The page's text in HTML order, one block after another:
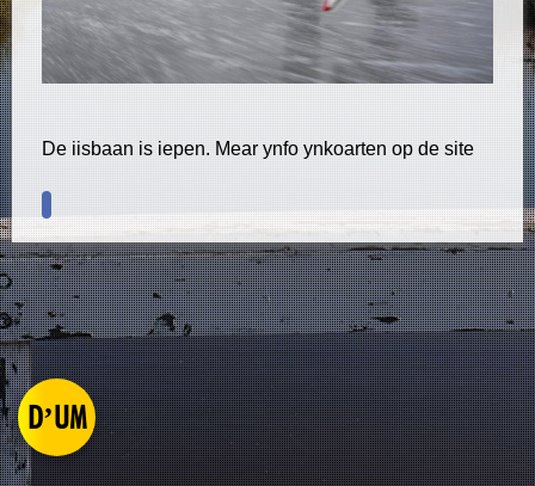
D’UM
De iisbaan is iepen. Mear ynfo ynkoarten op de site